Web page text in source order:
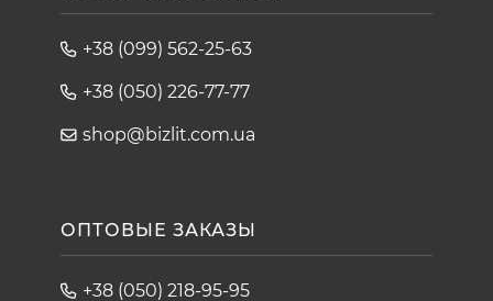
+38 (099) 562-25-63
+38 (050) 226-77-77
shop@bizlit.com.ua
ОПТОВЫЕ ЗАКАЗЫ
+38 (050) 218-95-95